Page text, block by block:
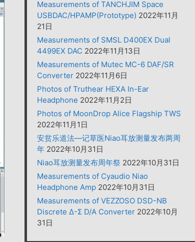
Measurements of TANCHJIM Space
USBDAC/HPAMP(Prototype) 2022年11月
21日
Measurements of SMSL D400EX Dual
4499EX DAC 2022年11月13日
Measurements of Mutec MC-6 DAF/SR
Converter 2022年11月6日
Photos of Truthear HEXA In-Ear
Headphone 2022年11月2日
Photos of MoonDrop Alice Flagship TWS
2022年11月1日
安贫乐道法—记草医Niao耳放测量发布两周
年 2022年10月31日
Niao耳放测量发布周年祭 2022年10月31日
Measurements of Cyaudio Niao
Headphone Amp 2022年10月31日
Measurements of VEZZOSO DSD-NB
Discrete Δ-Σ D/A Converter 2022年10月
31日